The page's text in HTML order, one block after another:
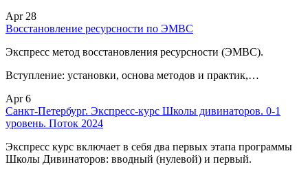
Apr 28
Восстановление ресурсности по ЭМВС
Экспресс метод восстановления ресурсности (ЭМВС).
Вступление: установки, основа методов и практик,…
Apr 6
Санкт-Петербург. Экспресс-курс Школы дивинаторов. 0-1
уровень. Поток 2024
Экспресс курс включает в себя два первых этапа программы
Школы Дивинаторов: вводный (нулевой) и первый.